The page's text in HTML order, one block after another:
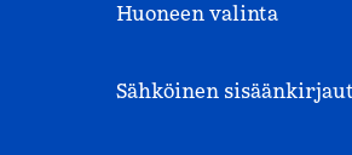
Huoneen valinta
Sähköinen